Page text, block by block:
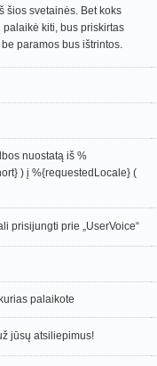
šios svetainės. Bet koks
kiti, bus priskirtas
paramos bus ištrintos.
nuostatą iš %
) į %{requestedLocale} (
prisijungti prie „UserVoice“
palaikote
jūsų atsiliepimus!